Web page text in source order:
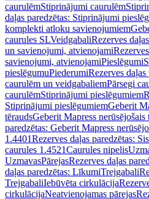
caurulēmStiprinājumi caurulēm
daļas paredzētas: Stiprinājumi
komplekti atloku savienojumiem
caurules SLVeidgabaliRezerves
un savienojumi, atvienojami
savienojumi, atvienojamiPieslēgumi
pieslēgumuPiederumiRezerves
caurulēm un veidgabaliemPārsegi
caurulēmStiprinājumi pieslēgumiem
Stiprinājumi pieslēgumiemGeberit
tēraudsGeberit Mapress nerūsējošais
paredzētas: Geberit Mapress
1.4401Rezerves daļas paredzētas:
caurules 1.4521Caurules nipelis
UzmavasPārejasRezerves daļas
daļas paredzētas: LīkumiTrejgabali
TrejgabaliIebūvēta cirkulācija
cirkulācijaNeatvienojamas pārejas